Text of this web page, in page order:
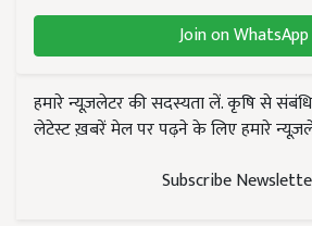
Join on WhatsApp
हमारे न्यूज़लेटर की सदस्यता लें. कृषि से
लेटेस्ट ख़बरें मेल पर पढ़ने के लिए हमारे
Subscribe